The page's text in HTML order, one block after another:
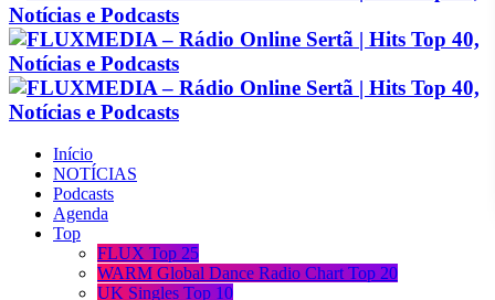
Início
NOTÍCIAS
Podcasts
Agenda
Top
FLUX Top 25
WARM Global Dance Radio Chart Top 20
UK Singles Top 10